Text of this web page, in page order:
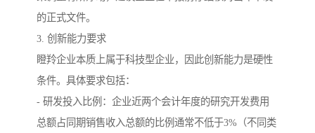
的正式文件。
3. 创新能力要求
瞪羚企业本质上属于科技型企业，因此创新能力是硬性
条件。具体要求包括：
- 研发投入比例：企业近两个会计年度的研究开发费用
总额占同期销售收入总额的比例通常不低于3%（不同类